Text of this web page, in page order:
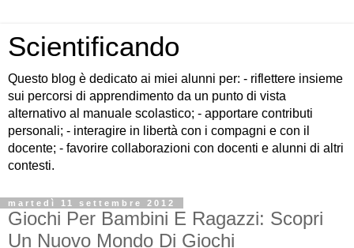
Scientificando
Questo blog è dedicato ai miei alunni per: - riflettere insieme
sui percorsi di apprendimento da un punto di vista
alternativo al manuale scolastico; - apportare contributi
personali; - interagire in libertà con i compagni e con il
docente; - favorire collaborazioni con docenti e alunni di altri
contesti.
martedì 11 settembre 2012
Giochi Per Bambini E Ragazzi: Scopri
Un Nuovo Mondo Di Giochi